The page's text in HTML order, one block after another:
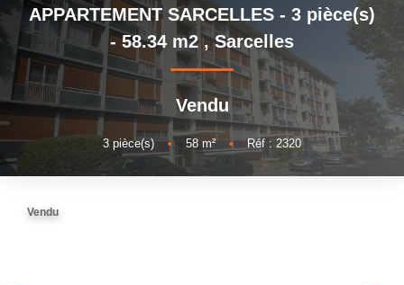
ESTIMATION
GESTION
NOTRE AGENCE
APPARTEMENT SARCELLES - 3 pièce(s)
- 58.34 m2,Sarcelles
Vendu
3 pièce(s) • 58m² • Réf : 2320
Vendu